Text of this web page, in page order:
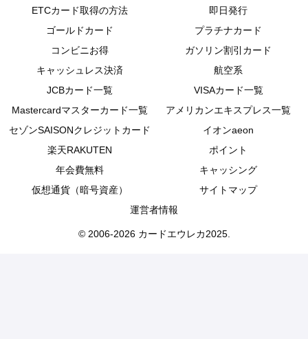
ETCカード取得の方法
即日発行
ゴールドカード
プラチナカード
コンビニお得
ガソリン割引カード
キャッシュレス決済
航空系
JCBカード一覧
VISAカード一覧
Mastercardマスターカード一覧
アメリカンエキスプレス一覧
セゾンSAISONクレジットカード
イオンaeon
楽天RAKUTEN
ポイント
年会費無料
キャッシング
仮想通貨（暗号資産）
サイトマップ
運営者情報
© 2006-2026 カードエウレカ2025.